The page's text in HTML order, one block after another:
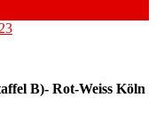
B)- Rot-Weiss Köln